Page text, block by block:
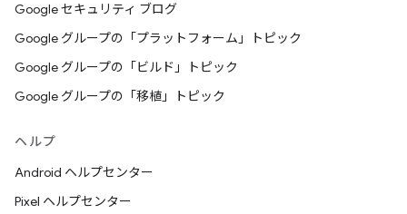
Google セキュリティ ブログ
Google グループの「プラットフォーム」トピック
Google グループの「ビルド」トピック
Google グループの「移植」トピック
ヘルプ
Android ヘルプセンター
Pixel ヘルプセンター